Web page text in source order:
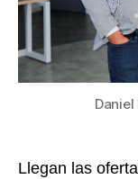
Daniel
Llegan las